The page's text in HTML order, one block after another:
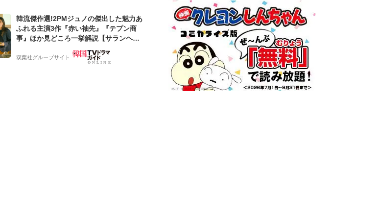
韓流傑作選!2PMジュノの傑出した魅力あ
ふれる主演3作『赤い袖先』『テプン商
事』ほか見どころ一挙解説【サランヘジ
双葉社グループサイト